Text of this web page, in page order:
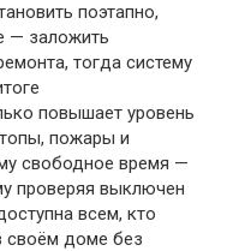
поэтапно,
— заложить
тогда систему
повышает уровень
пожары и
свободное время —
проверяя выключен
всем, кто
своём доме без